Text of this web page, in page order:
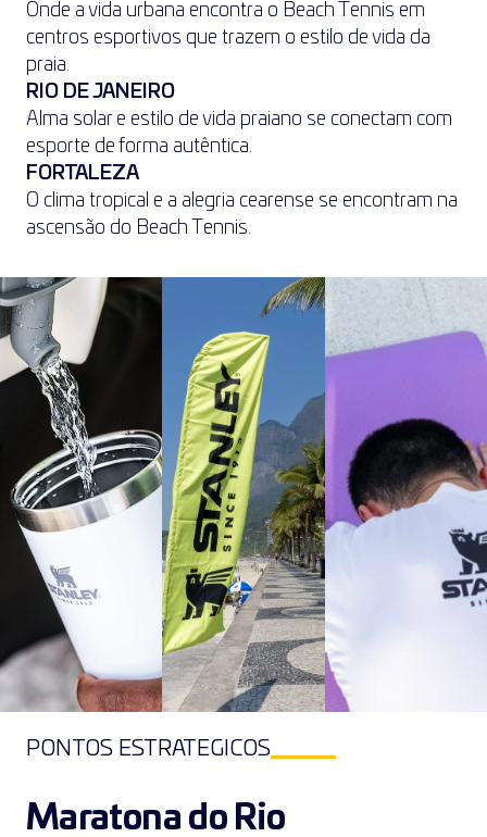
Onde a vida urbana encontra o Beach Tennis em
centros esportivos que trazem o estilo de vida da
praia.
RIO DE JANEIRO
Alma solar e estilo de vida praiano se conectam com
esporte de forma autêntica.
FORTALEZA
O clima tropical e a alegria cearense se encontram na
ascensão do Beach Tennis.
PONTOS ESTRATÉGICOS
Maratona do Rio